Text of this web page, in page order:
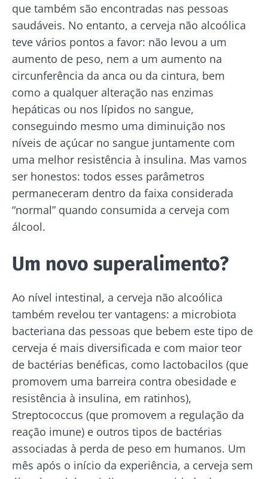
que também são encontradas nas pessoas
saudáveis. No entanto, a cerveja não alcoólica
teve vários pontos a favor: não levou a um
aumento de peso, nem a um aumento na
circunferência da anca ou da cintura, bem
como a qualquer alteração nas enzimas
hepáticas ou nos lípidos no sangue,
conseguindo mesmo uma diminuição nos
níveis de açúcar no sangue juntamente com
uma melhor resistência à insulina. Mas vamos
ser honestos: todos esses parâmetros
permaneceram dentro da faixa considerada
“normal” quando consumida a cerveja com
álcool.
Um novo superalimento?
Ao nível intestinal, a cerveja não alcoólica
também revelou ter vantagens: a microbiota
bacteriana das pessoas que bebem este tipo de
cerveja é mais diversificada e com maior teor
de bactérias benéficas, como lactobacilos (que
promovem uma barreira contra obesidade e
resistência à insulina, em ratinhos),
Streptococcus (que promovem a regulação da
reação imune) e outros tipos de bactérias
associadas à perda de peso em humanos. Um
mês após o início da experiência, a cerveja sem
Mantenha-se
Fique connosco!
Junte-se à comunidade da microbiota e
receba "The Essential" uma vez por mês para
se manter atualizado com as últimas notícias
sobre a microbiota.